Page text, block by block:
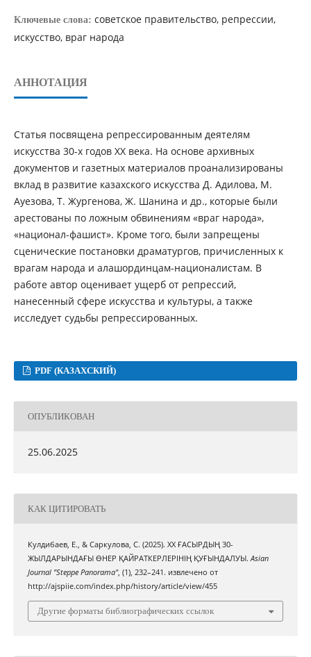
Ключевые слова: советское правительство, репрессии,
искусство, враг народа
АННОТАЦИЯ
Статья посвящена репрессированным деятелям
искусства 30-х годов ХХ века. На основе архивных
документов и газетных материалов проанализированы
вклад в развитие казахского искусства Д. Адилова, М.
Ауезова, Т. Жургенова, Ж. Шанина и др., которые были
арестованы по ложным обвинениям «враг народа»,
«национал-фашист». Кроме того, были запрещены
сценические постановки драматургов, причисленных к
врагам народа и алашординцам-националистам. В
работе автор оценивает ущерб от репрессий,
нанесенный сфере искусства и культуры, а также
исследует судьбы репрессированных.
PDF (КАЗАХСКИЙ)
ОПУБЛИКОВАН
25.06.2025
КАК ЦИТИРОВАТЬ
Кулдибаев, Е., & Саркулова, С. (2025). ХХ ҒАСЫРДЫҢ 30-
ЖЫЛДАРЫНДАҒЫ ӨНЕР ҚАЙРАТКЕРЛЕРІНІҢ ҚУҒЫНДАЛУЫ.Asian
Journal "Steppe Panorama", (1), 232–241. извлечено от
http://ajspiie.com/index.php/history/article/view/455
Другие форматы библиографических ссылок